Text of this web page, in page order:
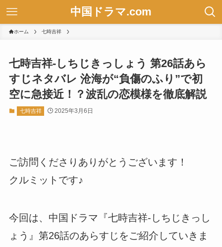
中国ドラマ.com
ホーム 七時吉祥
七時吉祥-しちじきっしょう 第26話あら
すじネタバレ 沧海が“負傷のふり”で初
空に急接近！？波乱の恋模様を徹底解説
七時吉祥 2025年3月6日
ご訪問くださりありがとうございます！
クルミットです♪
今回は、中国ドラマ『七時吉祥-しちじきっし
ょう』第26話のあらすじをご紹介していきま